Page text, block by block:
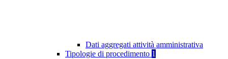
Dati aggregati attività amministrativa
Tipologie di procedimento 1